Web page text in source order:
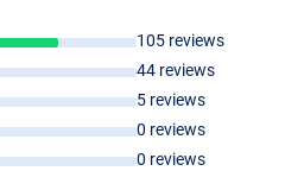
105 reviews
44 reviews
5 reviews
0 reviews
0 reviews